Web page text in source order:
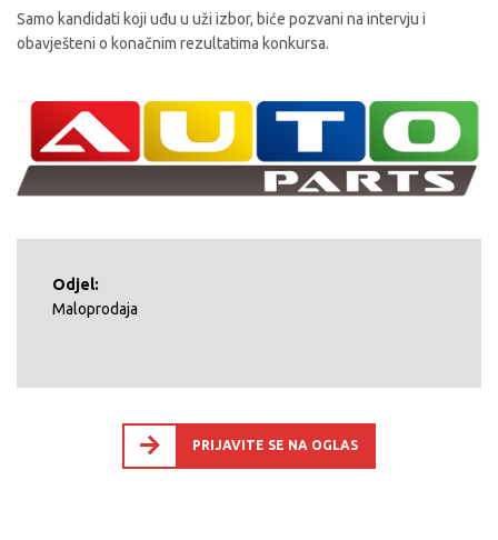
Samo kandidati koji uđu u uži izbor, biće pozvani na intervju i
obavješteni o konačnim rezultatima konkursa.
Odjel:
Maloprodaja
PRIJAVITE SE NA OGLAS